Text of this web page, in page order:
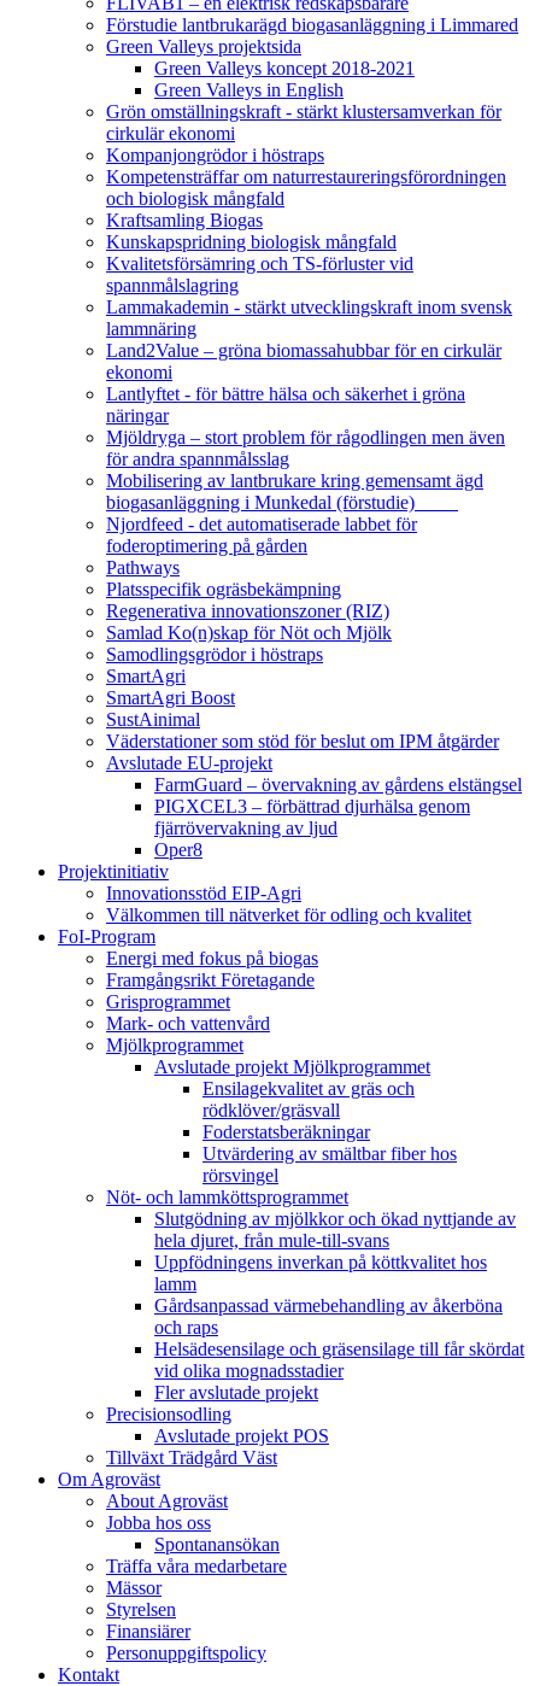
Förstudie lantbrukarägd biogasanläggning i Limmared
Green Valleys projektsida
Green Valleys koncept 2018-2021
Green Valleys in English
Grön omställningskraft - stärkt klustersamverkan för
cirkulär ekonomi
Kompanjongrödor i höstraps
Kompetensträffar om naturrestaureringsförordningen
och biologisk mångfald
Kraftsamling Biogas
Kunskapspridning biologisk mångfald
Kvalitetsförsämring och TS-förluster vid
spannmålslagring
Lammakademin - stärkt utvecklingskraft inom svensk
lammnäring
Land2Value – gröna biomassahubbar för en cirkulär
ekonomi
Lantlyftet - för bättre hälsa och säkerhet i gröna
näringar
Mjöldryga – stort problem för rågodlingen men även
för andra spannmålsslag
Mobilisering av lantbrukare kring gemensamt ägd
biogasanläggning i Munkedal (förstudie)
Njordfeed - det automatiserade labbet för
foderoptimering på gården
Pathways
Platsspecifik ogräsbekämpning
Regenerativa innovationszoner (RIZ)
Samlad Ko(n)skap för Nöt och Mjölk
Samodlingsgrödor i höstraps
SmartAgri
SmartAgri Boost
SustAinimal
Väderstationer som stöd för beslut om IPM åtgärder
Avslutade EU-projekt
FarmGuard – övervakning av gårdens elstängsel
PIGXCEL3 – förbättrad djurhälsa genom
fjärrövervakning av ljud
Oper8
Projektinitiativ
Innovationsstöd EIP-Agri
Välkommen till nätverket för odling och kvalitet
FoI-Program
Energi med fokus på biogas
Framgångsrikt Företagande
Grisprogrammet
Mark- och vattenvård
Mjölkprogrammet
Avslutade projekt Mjölkprogrammet
Ensilagekvalitet av gräs och
rödklöver/gräsvall
Foderstatsberäkningar
Utvärdering av smältbar fiber hos
rörsvingel
Nöt- och lammköttsprogrammet
Slutgödning av mjölkkor och ökad nyttjande av
hela djuret, från mule-till-svans
Uppfödningens inverkan på köttkvalitet hos
lamm
Gårdsanpassad värmebehandling av åkerböna
och raps
Helsädesensilage och gräsensilage till får skördat
vid olika mognadsstadier
Fler avslutade projekt
Precisionsodling
Avslutade projekt POS
Tillväxt Trädgård Väst
Om Agroväst
About Agroväst
Jobba hos oss
Spontanansökan
Träffa våra medarbetare
Mässor
Styrelsen
Finansiärer
Personuppgiftspolicy
Kontakt